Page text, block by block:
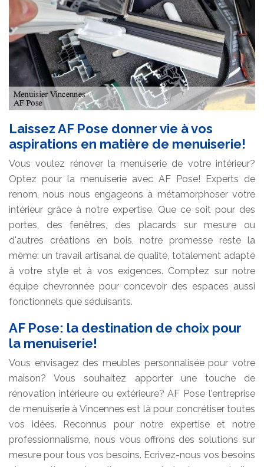
Laissez AF Pose donner vie à vos
aspirations en matière de menuiserie!
Vous voulez rénover la menuiserie de votre intérieur?
Optez pour la menuiserie avec AF Pose! Experts de
renom, nous nous engageons à métamorphoser votre
intérieur grâce à notre expertise. Que ce soit pour des
portes, des fenêtres, des placards sur mesure ou
d'autres créations en bois, notre promesse reste la
même: un travail artisanal de qualité, totalement adapté
à votre style et à vos exigences. Comptez sur notre
équipe chevronnée pour concevoir des espaces aussi
fonctionnels que séduisants.
AF Pose: la destination de choix pour
la menuiserie!
Vous envisagez des meubles personnalisée pour votre
maison? Vous souhaitez apporter une touche de
rénovation intérieure ou extérieure? AF Pose l'entreprise
de menuiserie à Vincennes est là pour concrétiser toutes
vos idées. Reconnus pour notre expertise et notre
professionnalisme, nous vous offrons des solutions sur
mesure pour tous vos besoins. Ecrivez-nous vos besoins